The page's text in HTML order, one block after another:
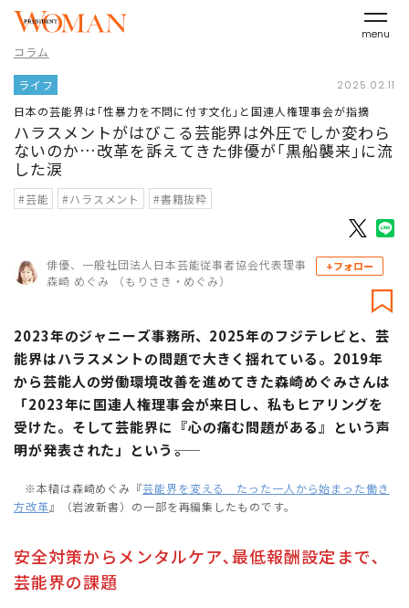
menu
コラム
ライフ 2025.02.11
日本の芸能界は｢性暴力を不問に付す文化｣と国連人権理事会が指摘
ハラスメントがはびこる芸能界は外圧でしか変わら
ないのか…改革を訴えてきた俳優が｢黒船襲来｣に流
した涙
#芸能 #ハラスメント #書籍抜粋
俳優、一般社団法人日本芸能従事者協会代表理事
森崎 めぐみ （もりさき・めぐみ）
+フォロー
2023年のジャニーズ事務所、2025年のフジテレビと、芸
能界はハラスメントの問題で大きく揺れている。2019年
から芸能人の労働環境改善を進めてきた森崎めぐみさんは
「2023年に国連人権理事会が来日し、私もヒアリングを
受けた。そして芸能界に『心の痛む問題がある』という声
明が発表された」という――。
※本稿は森崎めぐみ『芸能界を変える たった一人から始まった働き
方改革』（岩波新書）の一部を再編集したものです。
安全対策からメンタルケア､最低報酬設定まで､
芸能界の課題